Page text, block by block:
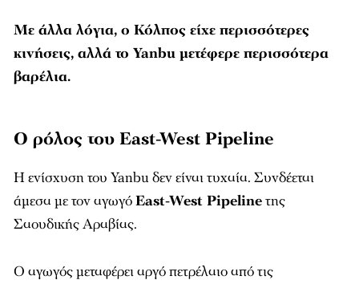
Με άλλα λόγια, ο Κόλπος είχε περισσότερες
κινήσεις, αλλά το Yanbu μετέφερε περισσότερα
βαρέλια.
Ο ρόλος του East-West Pipeline
Η ενίσχυση του Yanbu δεν είναι τυχαία. Συνδέεται
άμεσα με τον αγωγόEast-West Pipelineτης
Σαουδικής Αραβίας.
Ο αγωγός μεταφέρει αργό πετρέλαιο από τις